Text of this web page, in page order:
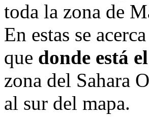
toda la zona de
En estas se
que donde está
zona del Sahara
al sur del mapa.